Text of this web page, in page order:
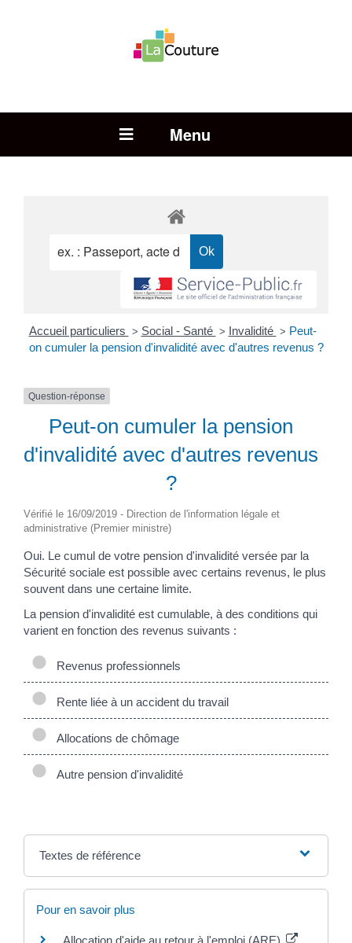
Open Menu
Accueil particuliers > Social - Santé > Invalidité > Peut-
on cumuler la pension d'invalidité avec d'autres revenus ?
Question-réponse
Peut-on cumuler la pension
d'invalidité avec d'autres revenus
?
Vérifié le 16/09/2019 - Direction de l'information légale et
administrative (Premier ministre)
Oui. Le cumul de votre pension d'invalidité versée par la
Sécurité sociale est possible avec certains revenus, le plus
souvent dans une certaine limite.
La pension d'invalidité est cumulable, à des conditions qui
varient en fonction des revenus suivants :
Revenus professionnels
Rente liée à un accident du travail
Allocations de chômage
Autre pension d'invalidité
Textes de référence
Pour en savoir plus
Allocation d'aide au retour à l'emploi (ARE)